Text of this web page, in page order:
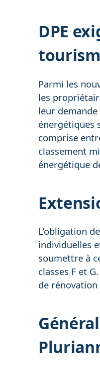
DPE
Parmi les
les
leur
énergétiques
comprise
classement
énergétique
L’obligation
individuelles
soumettre à
classes F et
de